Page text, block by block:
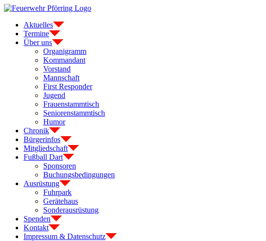
Zum
springenAktuelles
Termine
Über uns
Organigramm
Kommandant
Vorstand
Mannschaft
First Responder
Jugend
Frauenstammtisch
Seniorenstammtisch
Humor
Chronik
Bürgerinfos
Mitgliedschaft
Fußball Dart
Sponsoren
Buchungsbedingungen
Ausrüstung
Fuhrpark
Gerätehaus
Sonderausrüstung
Spenden
Kontakt
Impressum & Datenschutz